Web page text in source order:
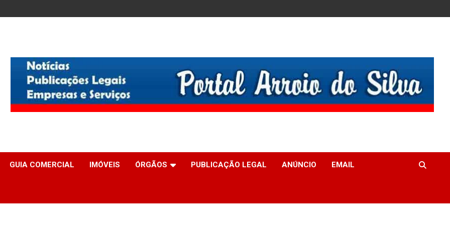
GUIA COMERCIAL IMÓVEIS ÓRGÃOS PUBLICAÇÃO LEGAL ANÚNCIO EMAIL